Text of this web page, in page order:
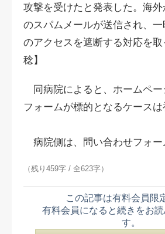
攻撃を受けたと発表した。海
のスパムメールが送信され、
のアクセスを遮断する対応を
稔】
同病院によると、ホームペー
フォームが標的となるケースは
病院側は、問い合わせフォー
（残り459字 / 全623字）
この記事は有料会員限
有料会員になると続きをお
す。